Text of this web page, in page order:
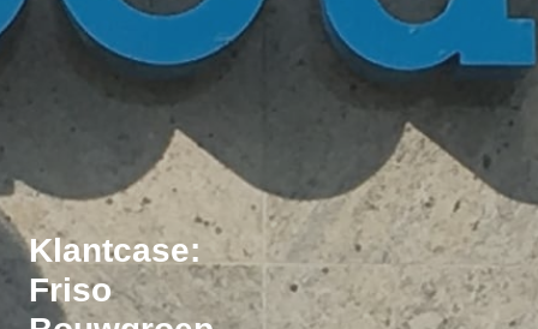
Klantcase:
Friso